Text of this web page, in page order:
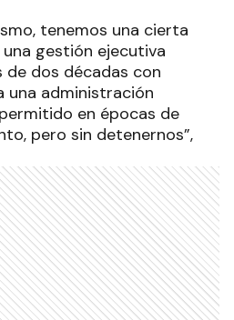
tenemos una cierta
gestión ejecutiva
de dos décadas con
una administración
en épocas de
pero sin detenernos”,